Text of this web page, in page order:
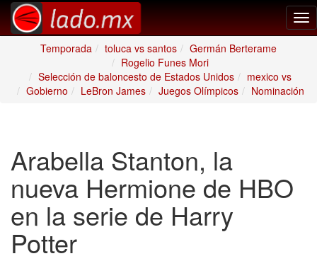
Temporada
toluca vs santos
Germán Berterame
Rogelio Funes Mori
Selección de baloncesto de Estados Unidos
mexico vs
Gobierno
LeBron James Juegos Olímpicos Nominación
Arabella Stanton, la
nueva Hermione de HBO
en la serie de Harry
Potter